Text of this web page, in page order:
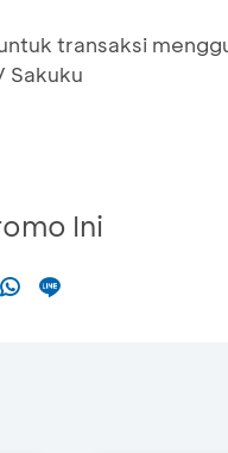
transaksi
Sakuku
Ini